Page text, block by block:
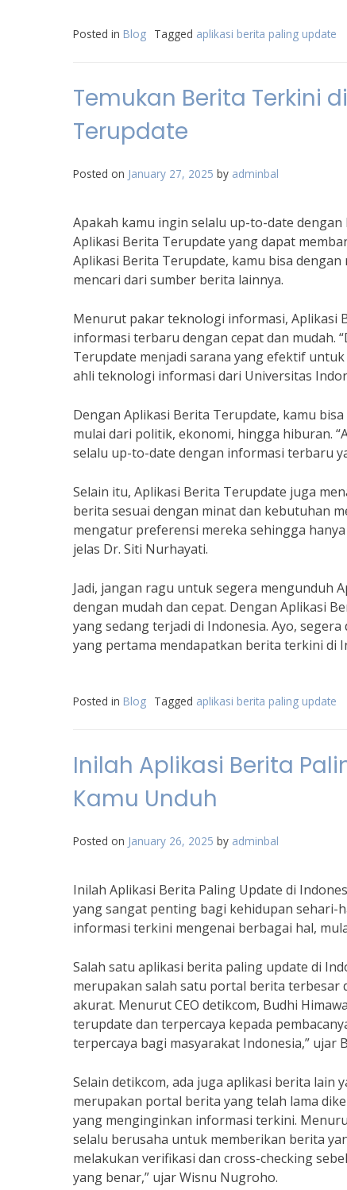
Posted in Blog Tagged aplikasi berita paling update
Temukan Berita Terkini
Terupdate
Posted on January 27, 2025 by adminbal
Apakah kamu ingin selalu up-to-date
Aplikasi Berita Terupdate yang dapat
Aplikasi Berita Terupdate, kamu bisa
mencari dari sumber berita lainnya.
Menurut pakar teknologi informasi, Aplikasi
informasi terbaru dengan cepat dan mudah.
Terupdate menjadi sarana yang efektif
ahli teknologi informasi dari Universitas
Dengan Aplikasi Berita Terupdate, kamu
mulai dari politik, ekonomi, hingga hiburan.
selalu up-to-date dengan informasi terbaru
Selain itu, Aplikasi Berita Terupdate juga
berita sesuai dengan minat dan kebutuhan
mengatur preferensi mereka sehingga
jelas Dr. Siti Nurhayati.
Jadi, jangan ragu untuk segera mengunduh
dengan mudah dan cepat. Dengan Aplikasi
yang sedang terjadi di Indonesia. Ayo,
yang pertama mendapatkan berita terkini di
Posted in Blog Tagged aplikasi berita paling update
Inilah Aplikasi Berita
Kamu Unduh
Posted on January 26, 2025 by adminbal
Inilah Aplikasi Berita Paling Update di
yang sangat penting bagi kehidupan sehari-
informasi terkini mengenai berbagai hal,
Salah satu aplikasi berita paling update di
merupakan salah satu portal berita terbesar
akurat. Menurut CEO detikcom, Budhi
terupdate dan terpercaya kepada
terpercaya bagi masyarakat Indonesia,” ujar
Selain detikcom, ada juga aplikasi berita lain
merupakan portal berita yang telah lama
yang menginginkan informasi terkini.
selalu berusaha untuk memberikan berita
melakukan verifikasi dan cross-checking
yang benar,” ujar Wisnu Nugroho.